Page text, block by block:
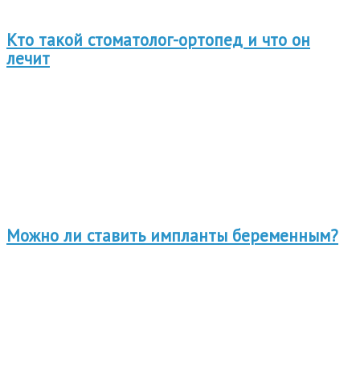
Кто такой стоматолог-ортопед и что он
лечит
Можно ли ставить импланты беременным?